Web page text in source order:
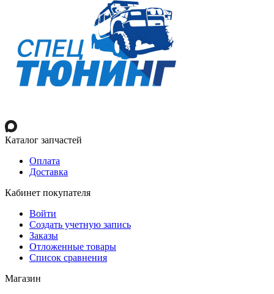
Каталог запчастей
Оплата
Доставка
Кабинет покупателя
Войти
Создать учетную запись
Заказы
Отложенные товары
Список сравнения
Магазин